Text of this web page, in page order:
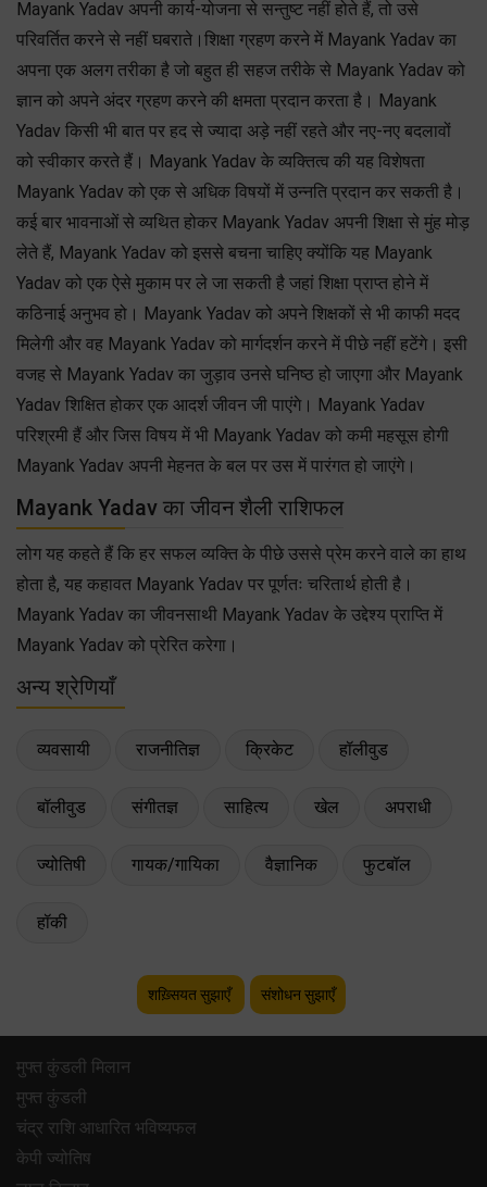
Mayank Yadav अपनी कार्य-योजना से सन्तुष्ट नहीं होते हैं, तो उसे
परिवर्तित करने से नहीं घबराते।शिक्षा ग्रहण करने में Mayank Yadav का
अपना एक अलग तरीका है जो बहुत ही सहज तरीके से Mayank Yadav को
ज्ञान को अपने अंदर ग्रहण करने की क्षमता प्रदान करता है। Mayank
Yadav किसी भी बात पर हद से ज्यादा अड़े नहीं रहते और नए-नए बदलावों
को स्वीकार करते हैं। Mayank Yadav के व्यक्तित्व की यह विशेषता
Mayank Yadav को एक से अधिक विषयों में उन्नति प्रदान कर सकती है।
कई बार भावनाओं से व्यथित होकर Mayank Yadav अपनी शिक्षा से मुंह मोड़
लेते हैं, Mayank Yadav को इससे बचना चाहिए क्योंकि यह Mayank
Yadav को एक ऐसे मुकाम पर ले जा सकती है जहां शिक्षा प्राप्त होने में
कठिनाई अनुभव हो। Mayank Yadav को अपने शिक्षकों से भी काफी मदद
मिलेगी और वह Mayank Yadav को मार्गदर्शन करने में पीछे नहीं हटेंगे। इसी
वजह से Mayank Yadav का जुड़ाव उनसे घनिष्ठ हो जाएगा और Mayank
Yadav शिक्षित होकर एक आदर्श जीवन जी पाएंगे। Mayank Yadav
परिश्रमी हैं और जिस विषय में भी Mayank Yadav को कमी महसूस होगी
Mayank Yadav अपनी मेहनत के बल पर उस में पारंगत हो जाएंगे।
Mayank Yadav का जीवन शैली राशिफल
लोग यह कहते हैं कि हर सफल व्यक्ति के पीछे उससे प्रेम करने वाले का हाथ
होता है, यह कहावत Mayank Yadav पर पूर्णतः चरितार्थ होती है।
Mayank Yadav का जीवनसाथी Mayank Yadav के उद्देश्य प्राप्ति में
Mayank Yadav को प्रेरित करेगा।
अन्य श्रेणियाँ
व्यवसायी राजनीतिज्ञ क्रिकेट हॉलीवुड
बॉलीवुड संगीतज्ञ साहित्य खेल अपराधी
ज्योतिषी गायक/गायिका वैज्ञानिक फुटबॉल
हॉकी
शख़्सियत सुझाएँ संशोधन सुझाएँ
मुफ्त कुंडली मिलान
मुफ्त कुंडली
चंद्र राशि आधारित भविष्यफल
केपी ज्योतिष